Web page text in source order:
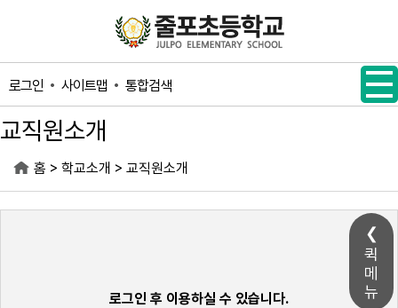
퀵
메
뉴
로그인 사이트맵 통합검색
교직원소개
홈 > 학교소개 > 교직원소개
로그인 후 이용하실 수 있습니다.